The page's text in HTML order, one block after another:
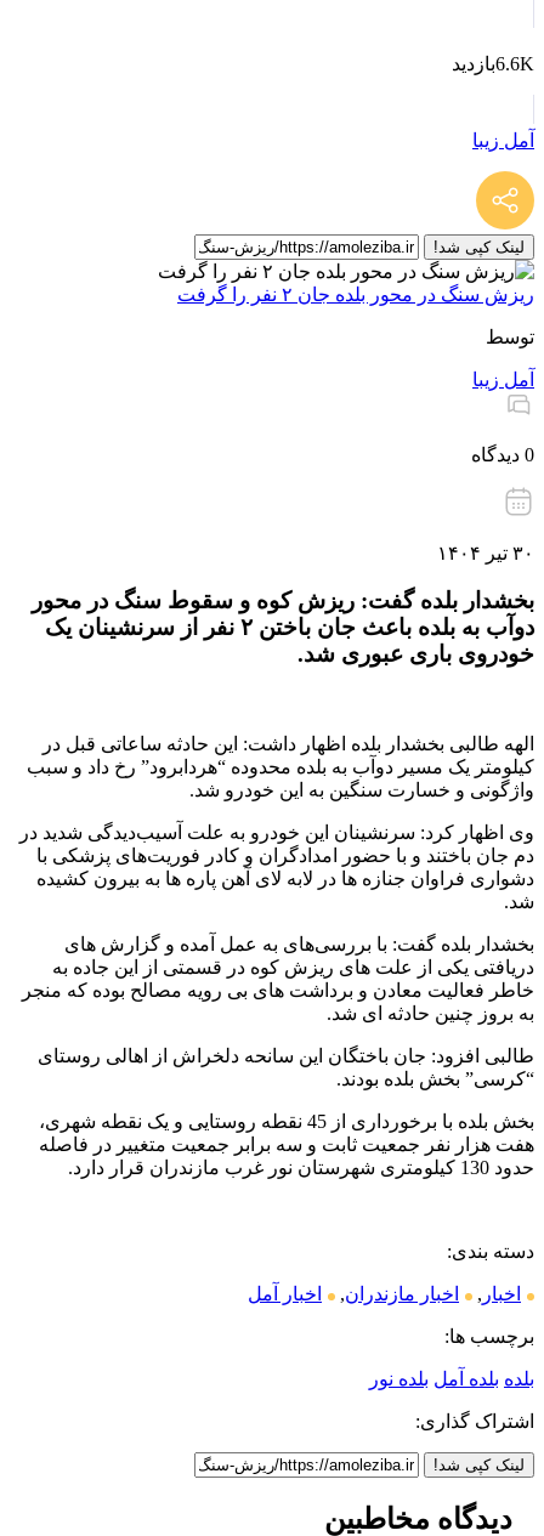
6.6Kبازدید
آمل زیبا
لینک کپی شد!
ریزش سنگ در محور بلده جان ۲ نفر را گرفت
توسط
آمل زیبا
0 دیدگاه
۳۰ تیر ۱۴۰۴
بخشدار بلده گفت: ریزش کوه و سقوط سنگ در محور
دوآب به بلده باعث جان باختن ۲ نفر از سرنشینان یک
خودروی باری عبوری شد.
الهه طالبی بخشدار بلده اظهار داشت: این حادثه ساعاتی قبل در
کیلومتر یک مسیر دوآب به بلده محدوده “هردابرود” رخ داد و سبب
واژگونی و خسارت سنگین به این خودرو شد.
وی اظهار کرد: سرنشینان این خودرو به علت آسیب‌دیدگی شدید در
دم جان باختند و با حضور امدادگران و کادر فوریت‌های پزشکی با
دشواری فراوان جنازه ها در لابه لای آهن پاره ها به بیرون کشیده
شد.
بخشدار بلده گفت: با بررسی‌های به عمل آمده و گزارش های
دریافتی یکی از علت های ریزش کوه در قسمتی از این جاده به
خاطر فعالیت معادن و برداشت های بی رویه مصالح بوده که منجر
به بروز چنین حادثه ای شد.
طالبی افزود: جان باختگان این سانحه دلخراش از اهالی روستای
“کرسی” بخش بلده بودند.
بخش بلده با برخورداری از 45 نقطه روستایی و یک نقطه شهری،
هفت هزار نفر جمعیت ثابت و سه برابر جمعیت متغییر در فاصله
حدود 130 کیلومتری شهرستان نور غرب مازندران قرار دارد.
دسته بندی:
اخبار , اخبار مازندران, اخبار آمل
برچسب ها:
بلده بلده آمل بلده نور
اشتراک گذاری:
لینک کپی شد!
دیدگاه مخاطبین